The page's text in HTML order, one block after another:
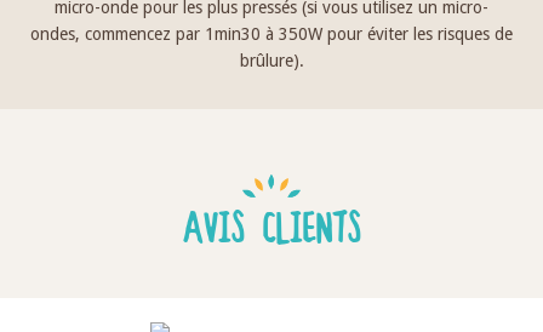
micro-onde pour les plus pressés (si vous utilisez un micro-
ondes, commencez par 1min30 à 350W pour éviter les risques de
brûlure).
AVIS CLIENTS